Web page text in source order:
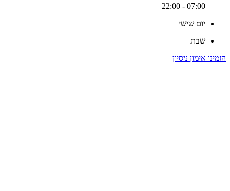
07:00 - 22:00
יום שישי
שבת
הזמינו אימון ניסיון